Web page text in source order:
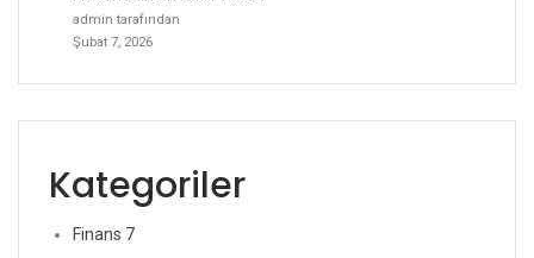
admin tarafından
Şubat 7, 2026
Kategoriler
Finans 7